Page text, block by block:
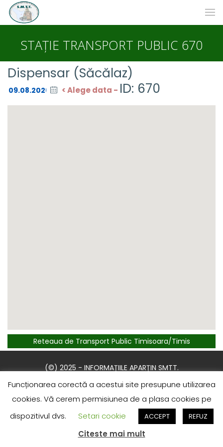
STAȚIE TRANSPORT PUBLIC 670
Dispensar (Săcălaz)
< Alege data - ID: 670
Reteaua de Transport Public Timisoara/Timis
(©) 2025 - INFORMAȚIILE APARȚIN SMTT.
RECENT COMMENTS
Funcționarea corectă a acestui site presupune utilizarea
cookies. Vă cerem permisiunea de a plasa cookies pe
dispozitivul dvs.
Setari cookie ACCEPT REFUZ
Citeste mai mult